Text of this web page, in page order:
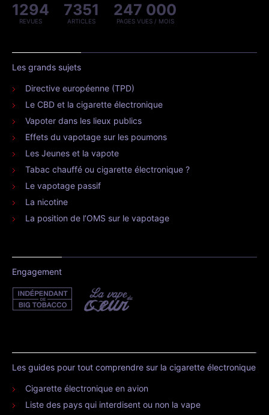
1294
REVUES
7351
ARTICLES
247 000
PAGES VUES / MOIS
Les grands sujets
Directive européenne (TPD)
Le CBD et la cigarette électronique
Vapoter dans les lieux publics
Effets du vapotage sur les poumons
Les Jeunes et la vapote
Tabac chauffé ou cigarette électronique ?
Le vapotage passif
La nicotine
La position de l’OMS sur le vapotage
Engagement
Les guides pour tout comprendre sur la cigarette électronique
Cigarette électronique en avion
Liste des pays qui interdisent ou non la vape